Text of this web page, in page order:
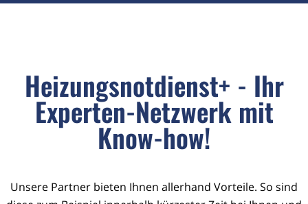
Heizungsnotdienst+ - Ihr
Experten-Netzwerk mit
Know-how!
Unsere Partner bieten Ihnen allerhand Vorteile. So sind